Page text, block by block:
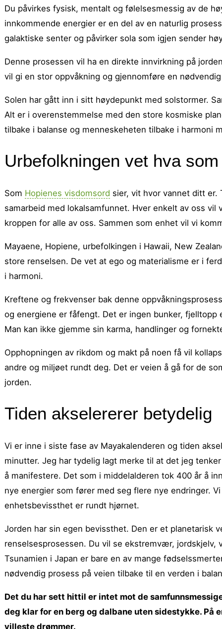
Du påvirkes fysisk, mentalt og følelsesmessig av de
innkommende energier er en del av en naturlig
galaktiske senter og påvirker sola som igjen sender
Denne prosessen vil ha en direkte innvirkning på
vil gi en stor oppvåkning og gjennomføre en
Solen har gått inn i sitt høydepunkt med solstormer.
Alt er i overenstemmelse med den store kosmiske
tilbake i balanse og menneskeheten tilbake i harmoni
Urbefolkningen vet hva
Som Hopienes visdomsord sier, vit hvor vannet ditt er.
samarbeid med lokalsamfunnet. Hver enkelt av oss
kroppen for alle av oss. Sammen som enhet vil vi
Mayaene, Hopiene, urbefolkingen i Hawaii, New
store renselsen. De vet at ego og materialisme er i
i harmoni.
Kreftene og frekvenser bak denne
og energiene er fåfengt. Det er ingen bunker,
Man kan ikke gjemme sin karma, handlinger og
Opphopningen av rikdom og makt på noen få vil
andre og miljøet rundt deg. Det er veien å gå for de
jorden.
Tiden akselererer betydelig
Vi er inne i siste fase av Mayakalenderen og tiden
minutter. Jeg har tydelig lagt merke til at det jeg
å manifestere. Det som i middelalderen tok 400 år å
nye energier som fører med seg flere nye endringer.
enhetsbevissthet er rundt hjørnet.
Jorden har sin egen bevissthet. Den er et planetarisk
renselsesprosessen. Du vil se ekstremvær,
Tsunamien i Japan er bare en av mange
nødvendig prosess på veien tilbake til en verden i
Det du har sett hittil er intet mot de
deg klar for en berg og dalbane uten sidestykke. På
villeste drømmer.